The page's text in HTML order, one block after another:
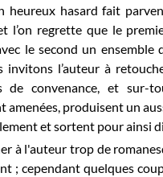
heureux hasard fait
l’on regrette que le
le second un ensemble
invitons l’auteur à
de convenance, et sur-
amenées, produisent un
et sortent pour ainsi
à l'auteur trop de
; cependant quelques